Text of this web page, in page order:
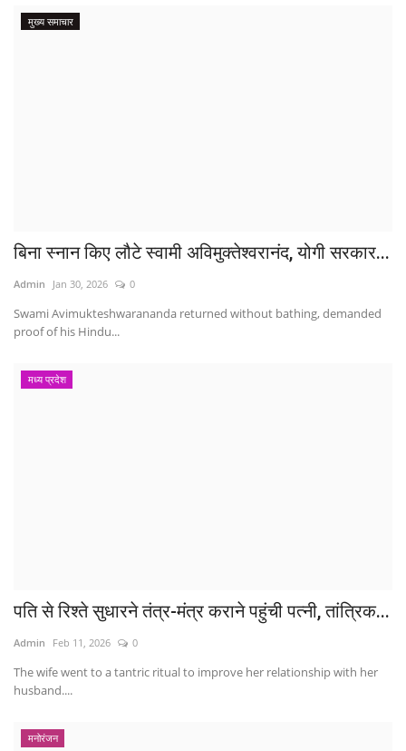
मुख्य समाचार
बिना स्नान किए लौटे स्वामी अविमुक्तेश्वरानंद, योगी सरकार...
Admin Jan 30, 2026 0
Swami Avimukteshwarananda returned without bathing, demanded
proof of his Hindu...
मध्य प्रदेश
पति से रिश्ते सुधारने तंत्र-मंत्र कराने पहुंची पत्नी, तांत्रिक...
Admin Feb 11, 2026 0
The wife went to a tantric ritual to improve her relationship with her
husband....
मनोरंजन